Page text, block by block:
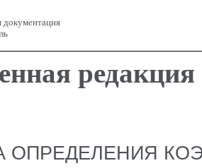
документация
ОПРЕДЕЛЕНИЯ